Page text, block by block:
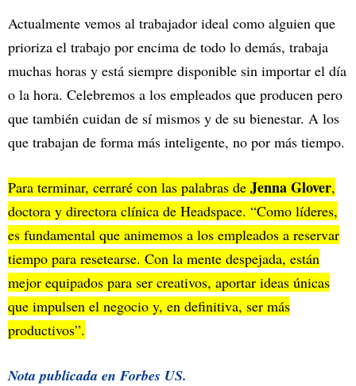
Actualmente vemos al trabajador ideal como alguien que
prioriza el trabajo por encima de todo lo demás, trabaja
muchas horas y está siempre disponible sin importar el día
o la hora. Celebremos a los empleados que producen pero
que también cuidan de sí mismos y de su bienestar. A los
que trabajan de forma más inteligente, no por más tiempo.
Para terminar, cerraré con las palabras de Jenna Glover,
doctora y directora clínica de Headspace. “Como líderes,
es fundamental que animemos a los empleados a reservar
tiempo para resetearse. Con la mente despejada, están
mejor equipados para ser creativos, aportar ideas únicas
que impulsen el negocio y, en definitiva, ser más
productivos”.
Nota publicada enForbes US.